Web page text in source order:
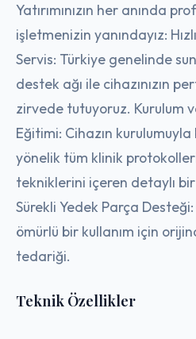
Yatırımınızın her anında
işletmenizin yanındayız:
Servis: Türkiye genelinde
destek ağı ile cihazınızın
zirvede tutuyoruz. Kurulum
Eğitimi: Cihazın
yönelik tüm klinik
tekniklerini içeren detaylı
Sürekli Yedek Parça
ömürlü bir kullanım için
tedariği.
Teknik Özellikler